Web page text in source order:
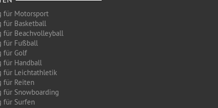
für Motorsport
für Basketball
für Beachvolleyball
für Fußball
für Golf
für Handball
für Leichtathletik
für Reiten
für Snowboarding
für Surfen